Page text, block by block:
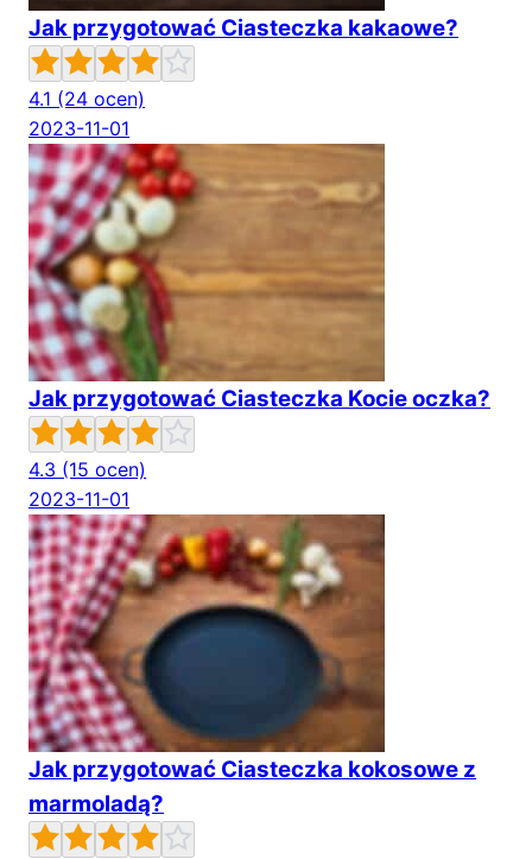
Jak przygotować Ciasteczka kakaowe?
4.1 (24 ocen)
2023-11-01
Jak przygotować Ciasteczka Kocie oczka?
4.3 (15 ocen)
2023-11-01
Jak przygotować Ciasteczka kokosowe z
marmoladą?